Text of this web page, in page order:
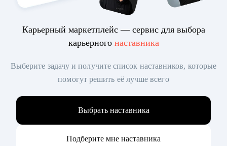
Карьерный маркетплейс — сервис для выбора
карьерного наставника
Выберите задачу и получите список наставников, которые
помогут решить её лучше всего
Выбрать наставника
Подберите мне наставника